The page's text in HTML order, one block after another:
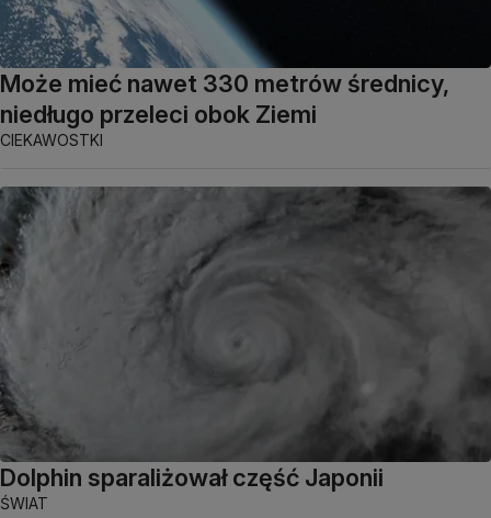
Może mieć nawet 330 metrów średnicy,
niedługo przeleci obok Ziemi
CIEKAWOSTKI
Dolphin sparaliżował część Japonii
ŚWIAT